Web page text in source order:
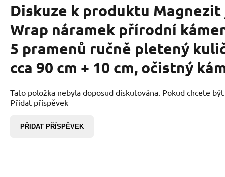
Diskuze k produktu
Wrap náramek přírodní
5 pramenů ručně pletený
cca 90 cm + 10 cm, očistný
Tato položka nebyla doposud diskutována. Pokud chcete
Přidat příspěvek
PŘIDAT PŘÍSPĚVEK